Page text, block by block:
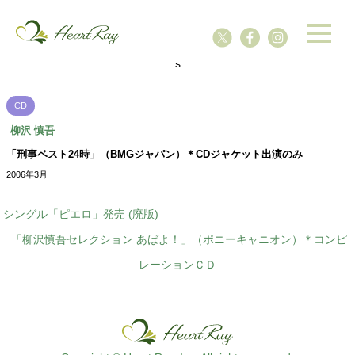
s
CD
柳沢 慎吾
「刑事ベスト24時」（BMGジャパン）＊CDジャケット出演のみ
2006年3月
シングル「ピエロ」発売 (廃版)
「柳沢慎吾セレクション あばよ！」（ポニーキャニオン）＊コンピ
レーションＣＤ